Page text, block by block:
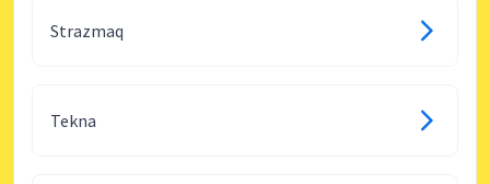
Strazmaq
Tekna